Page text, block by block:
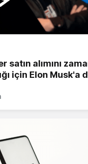
satın alımını
için Elon Musk'a